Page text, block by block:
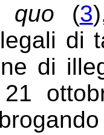
quo (3
di
di